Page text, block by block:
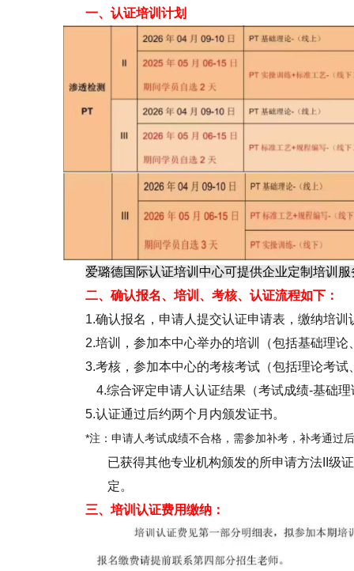
一、 认证培训计划
爱璐德国际认证培训中心可提供企业定制培训
二、确认报名、培训、考核、认证流程如下：
1.确认报名，申请人提交认证申请表，缴纳培训
2.培训，参加本中心举办的培训（包括基础理
3.考核，参加本中心的考核考试（包括理论考
4.综合评定申请人认证结果（考试成绩-基础理
5.认证通过后约两个月内颁发证书。
*注：申请人考试成绩不合格，需参加补考，补考通过
已获得其他专业机构颁发的所申请方法 级
定。
三、培训认证费用缴纳：